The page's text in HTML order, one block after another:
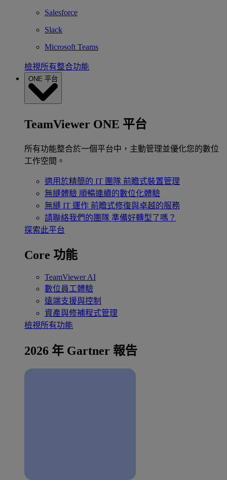
Salesforce
Slack
Microsoft Teams
檢視所有整合功能
ONE 平台
TeamViewer ONE 平台
所有功能整合於一個平台中，主動管理並優化您的數位
工作空間。
適用於精簡的 IT 團隊 前瞻式裝置管理
無縫體驗 順暢連續的數位化體驗
無縫 IT 運作 前瞻式修復與卓越的服務
請聯絡我們的團隊 準備好轉型了嗎？
探索此平台
Core 功能
TeamViewer AI
數位員工體驗
遠端支援與控制
資產與修補程式管理
檢視所有功能
2026 年 Gartner 報告